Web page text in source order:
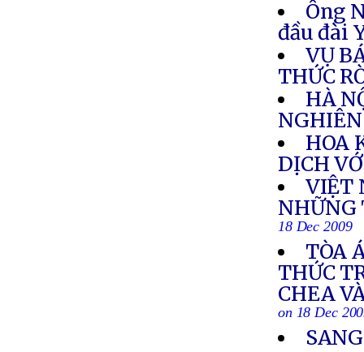
Ông
đầu đài
VỤ
THỨC
HÀ
NGHIÊN
HOA
DỊCH
VIỆT
NHỮNG
18 Dec 2009
TÒA
THỨC
CHEA
on 18 Dec